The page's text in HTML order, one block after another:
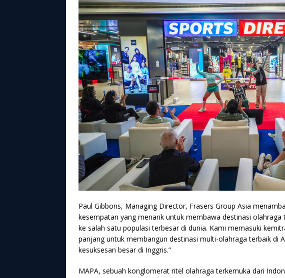
Paul Gibbons, Managing Director, Frasers Group Asia
kesempatan yang menarik untuk membawa destinasi
ke salah satu populasi terbesar di dunia. Kami memasuki
panjang untuk membangun destinasi multi-olahraga terbaik di
kesuksesan besar di Inggris.”
MAPA, sebuah konglomerat ritel olahraga terkemuka dari